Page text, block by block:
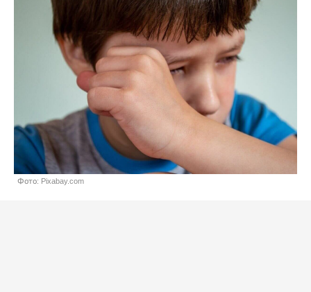
Фото: Pixabay.com